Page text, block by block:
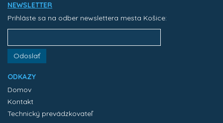
NEWSLETTER
Prihláste sa na odber newslettera mesta Košice:
Odoslať
ODKAZY
Domov
Kontakt
Technický prevádzkovateľ